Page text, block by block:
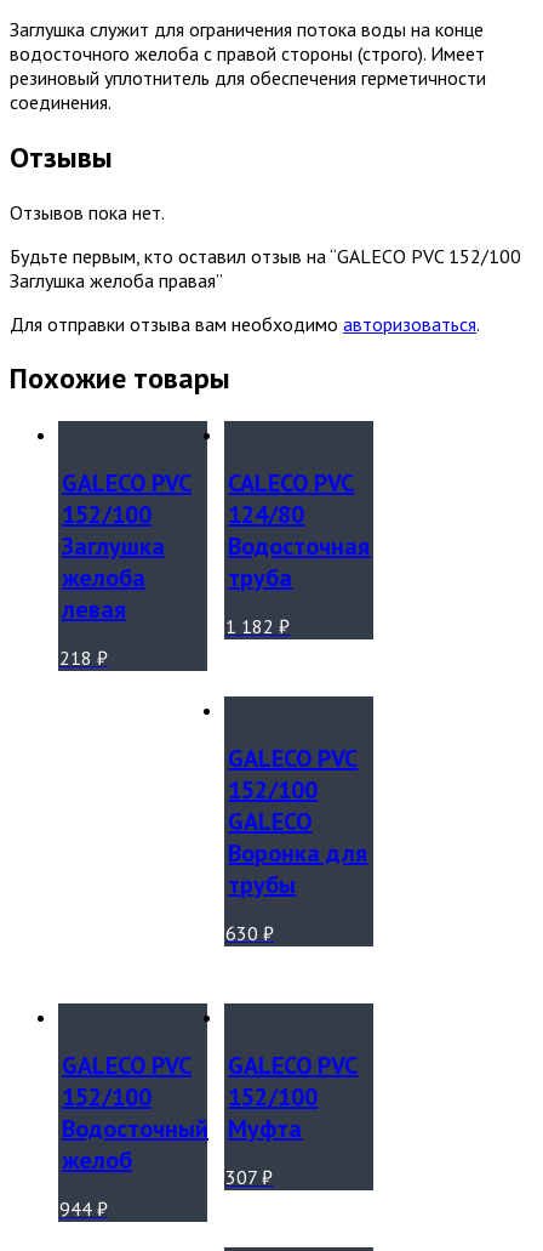
Заглушка служит для ограничения потока воды на конце
водосточного желоба с правой стороны (строго). Имеет
резиновый уплотнитель для обеспечения герметичности
соединения.
Отзывы
Отзывов пока нет.
Будьте первым, кто оставил отзыв на “GALECO PVC 152/100
Заглушка желоба правая”
Для отправки отзыва вам необходимо авторизоваться.
Похожие товары
GALECO PVC
152/100
Заглушка
желоба
левая
218 ₽
CALECO PVC
124/80
Водосточная
труба
1 182₽
GALECO PVC
152/100
GALECO
Воронка для
трубы
630₽
GALECO PVC
152/100
Водосточный
желоб
944 ₽
GALECO PVC
152/100
Муфта
307₽